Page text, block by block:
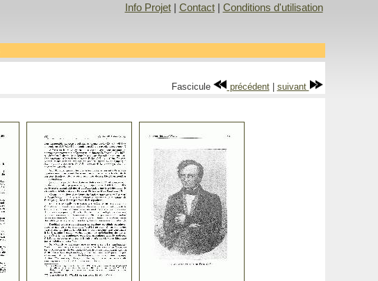
Info Projet| Contact| Conditions d'utilisation
Fascicule précédent| suivant